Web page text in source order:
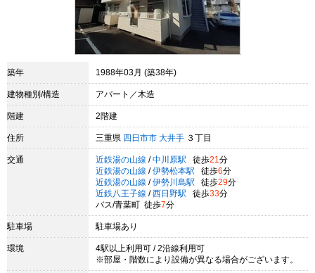
築年 1988年03月 (築38年)
建物種別/構造 アパート／木造
階建 2階建
住所 三重県 四日市市 大井手 ３丁目
交通 近鉄湯の山線 / 中川原駅 徒歩21 分
近鉄湯の山線 / 伊勢松本駅 徒歩6分
近鉄湯の山線 / 伊勢川島駅 徒歩29分
近鉄八王子線 / 西日野駅 徒歩33分
バス/青葉町 徒歩7分
駐車場 駐車場あり
環境
4駅以上利用可 / 2沿線利用可
※部屋・階数により設備が異なる場合がございます。